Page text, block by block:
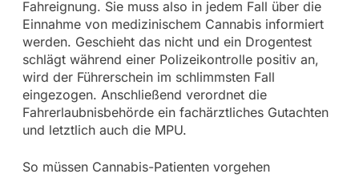
Fahreignung. Sie muss also in jedem Fall über die
Einnahme von medizinischem Cannabis informiert
werden. Geschieht das nicht und ein Drogentest
schlägt während einer Polizeikontrolle positiv an,
wird der Führerschein im schlimmsten Fall
eingezogen. Anschließend verordnet die
Fahrerlaubnisbehörde ein fachärztliches Gutachten
und letztlich auch die MPU.
So müssen Cannabis-Patienten vorgehen